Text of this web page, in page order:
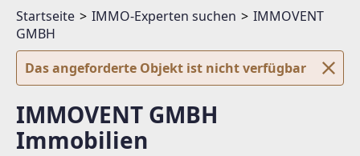
Startseite
IMMO-Experten suchen
IMMOVENT
GMBH
Das angeforderte Objekt ist nicht verfügbar
IMMOVENT GMBH
Immobilien